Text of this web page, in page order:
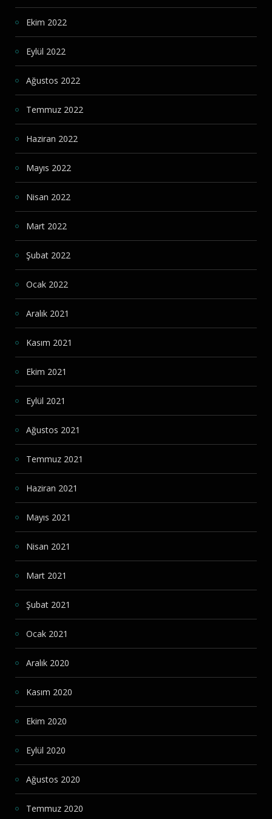
Ekim 2022
Eylül 2022
Ağustos 2022
Temmuz 2022
Haziran 2022
Mayıs 2022
Nisan 2022
Mart 2022
Şubat 2022
Ocak 2022
Aralık 2021
Kasım 2021
Ekim 2021
Eylül 2021
Ağustos 2021
Temmuz 2021
Haziran 2021
Mayıs 2021
Nisan 2021
Mart 2021
Şubat 2021
Ocak 2021
Aralık 2020
Kasım 2020
Ekim 2020
Eylül 2020
Ağustos 2020
Temmuz 2020